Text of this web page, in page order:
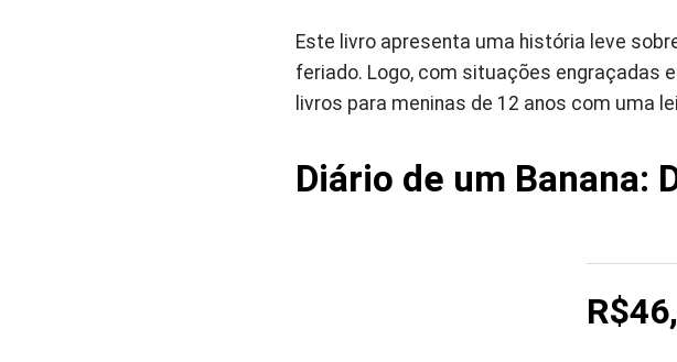
Este livro apresenta uma história leve
feriado. Logo, com situações engraçadas
livros para meninas de 12 anos com uma
Diário de um Banana: